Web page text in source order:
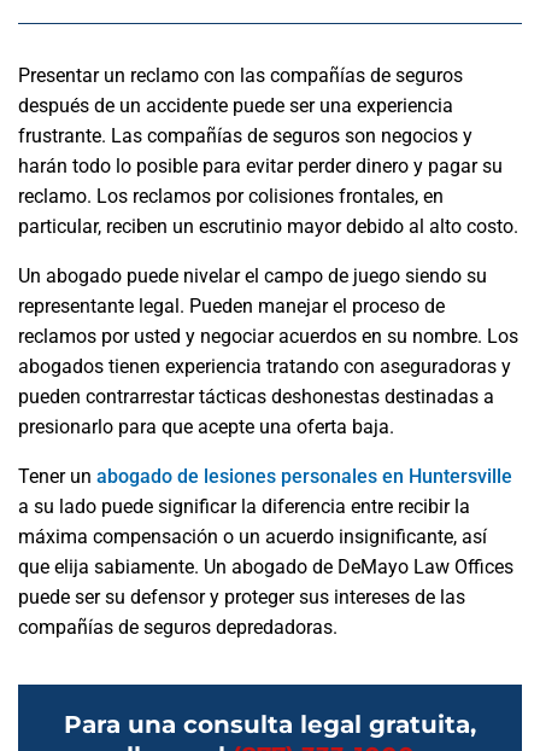
Presentar un reclamo con las compañías de seguros
después de un accidente puede ser una experiencia
frustrante. Las compañías de seguros son negocios y
harán todo lo posible para evitar perder dinero y pagar su
reclamo. Los reclamos por colisiones frontales, en
particular, reciben un escrutinio mayor debido al alto costo.
Un abogado puede nivelar el campo de juego siendo su
representante legal. Pueden manejar el proceso de
reclamos por usted y negociar acuerdos en su nombre. Los
abogados tienen experiencia tratando con aseguradoras y
pueden contrarrestar tácticas deshonestas destinadas a
presionarlo para que acepte una oferta baja.
Tener un abogado de lesiones personales en Huntersville
a su lado puede significar la diferencia entre recibir la
máxima compensación o un acuerdo insignificante, así
que elija sabiamente. Un abogado de DeMayo Law Offices
puede ser su defensor y proteger sus intereses de las
compañías de seguros depredadoras.
Para una consulta legal gratuita,